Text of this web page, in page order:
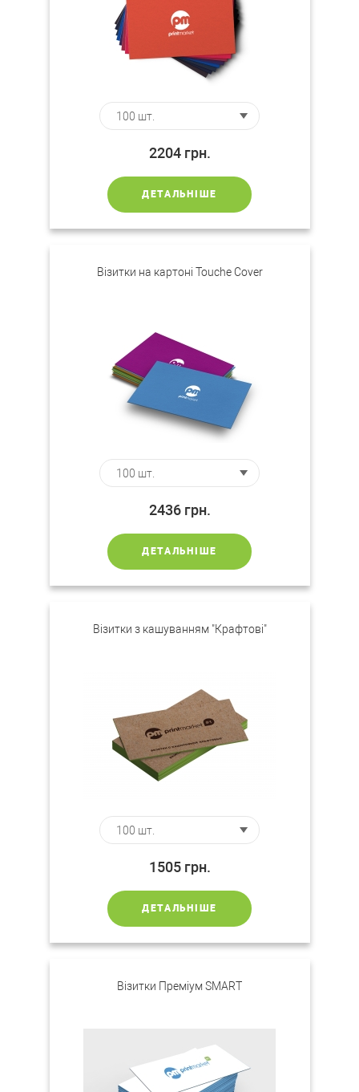
2204 грн.
ДЕТАЛЬНІШЕ
Візитки на картоні Touche Cover
2436 грн.
ДЕТАЛЬНІШЕ
Візитки з кашуванням "Крафтові"
1505 грн.
ДЕТАЛЬНІШЕ
Візитки Преміум SMART